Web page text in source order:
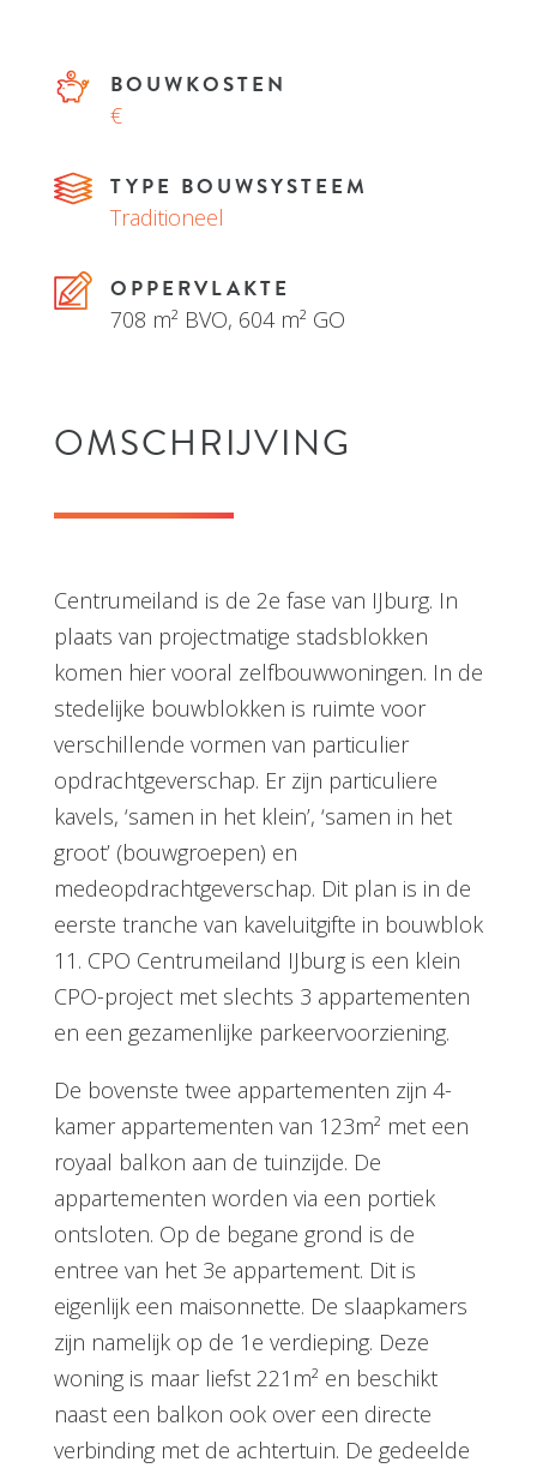
BOUWKOSTEN
€
TYPE BOUWSYSTEEM
Traditioneel
OPPERVLAKTE
708 m² BVO, 604 m² GO
OMSCHRIJVING
Centrumeiland is de 2e fase van IJburg. In
plaats van projectmatige stadsblokken
komen hier vooral zelfbouwwoningen. In de
stedelijke bouwblokken is ruimte voor
verschillende vormen van particulier
opdrachtgeverschap. Er zijn particuliere
kavels, ‘samen in het klein’, ‘samen in het
groot’ (bouwgroepen) en
medeopdrachtgeverschap. Dit plan is in de
eerste tranche van kaveluitgifte in bouwblok
11. CPO Centrumeiland IJburg is een klein
CPO-project met slechts 3 appartementen
en een gezamenlijke parkeervoorziening.
De bovenste twee appartementen zijn 4-
kamer appartementen van 123m² met een
royaal balkon aan de tuinzijde. De
appartementen worden via een portiek
ontsloten. Op de begane grond is de
entree van het 3e appartement. Dit is
eigenlijk een maisonnette. De slaapkamers
zijn namelijk op de 1e verdieping. Deze
woning is maar liefst 221m² en beschikt
naast een balkon ook over een directe
verbinding met de achtertuin. De gedeelde